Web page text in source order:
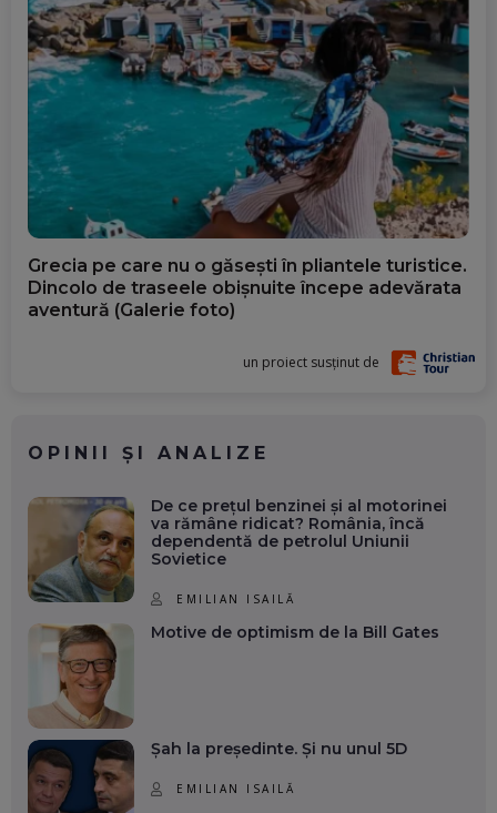
Grecia pe care nu o găsești în pliantele turistice.
Dincolo de traseele obișnuite începe adevărata
aventură (Galerie foto)
un proiect susținut de
OPINII ȘI ANALIZE
De ce prețul benzinei și al motorinei
va rămâne ridicat? România, încă
dependentă de petrolul Uniunii
Sovietice
EMILIAN ISAILĂ
Motive de optimism de la Bill Gates
Șah la președinte. Și nu unul 5D
EMILIAN ISAILĂ